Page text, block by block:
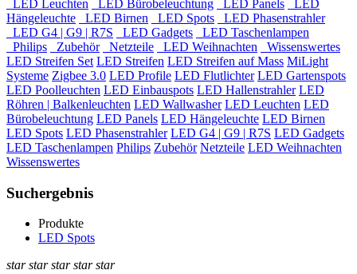
LED Leuchten
LED Bürobeleuchtung LED Panels
LED
Hängeleuchte
LED Birnen LED Spots
LED Phasenstrahler
LED G4 | G9 | R7S
LED Gadgets
LED Taschenlampen
Philips
Zubehör Netzteile LED Weihnachten
Wissenswertes
LED Streifen Set LED Streifen LED Streifen auf Mass MiLight
Systeme Zigbee 3.0 LED Profile LED Flutlichter LED Gartenspots
LED Poolleuchten LED Einbauspots LED Hallenstrahler LED
Röhren | Balkenleuchten LED Wallwasher LED Leuchten LED
Bürobeleuchtung LED Panels LED Hängeleuchte LED Birnen
LED Spots LED Phasenstrahler LED G4 | G9 | R7S LED Gadgets
LED Taschenlampen Philips Zubehör Netzteile LED Weihnachten
Wissenswertes
Suchergebnis
Produkte
LED Spots
star star star star star